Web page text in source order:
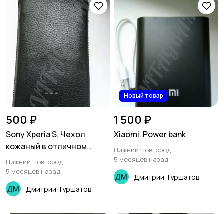
500 ₽
Sony Xperia S. Чехол
кожаный в отличном
состоянии
Нижний Новгород
5 месяцев назад
Дмитрий Туршатов
Новый товар
1 500 ₽
Xiaomi. Power bank
Нижний Новгород
5 месяцев назад
Дмитрий Туршатов